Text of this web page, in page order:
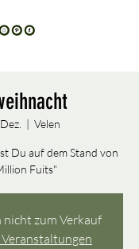
  |
Velen
Du auf dem Stand von
Fuits"
zum Verkauf